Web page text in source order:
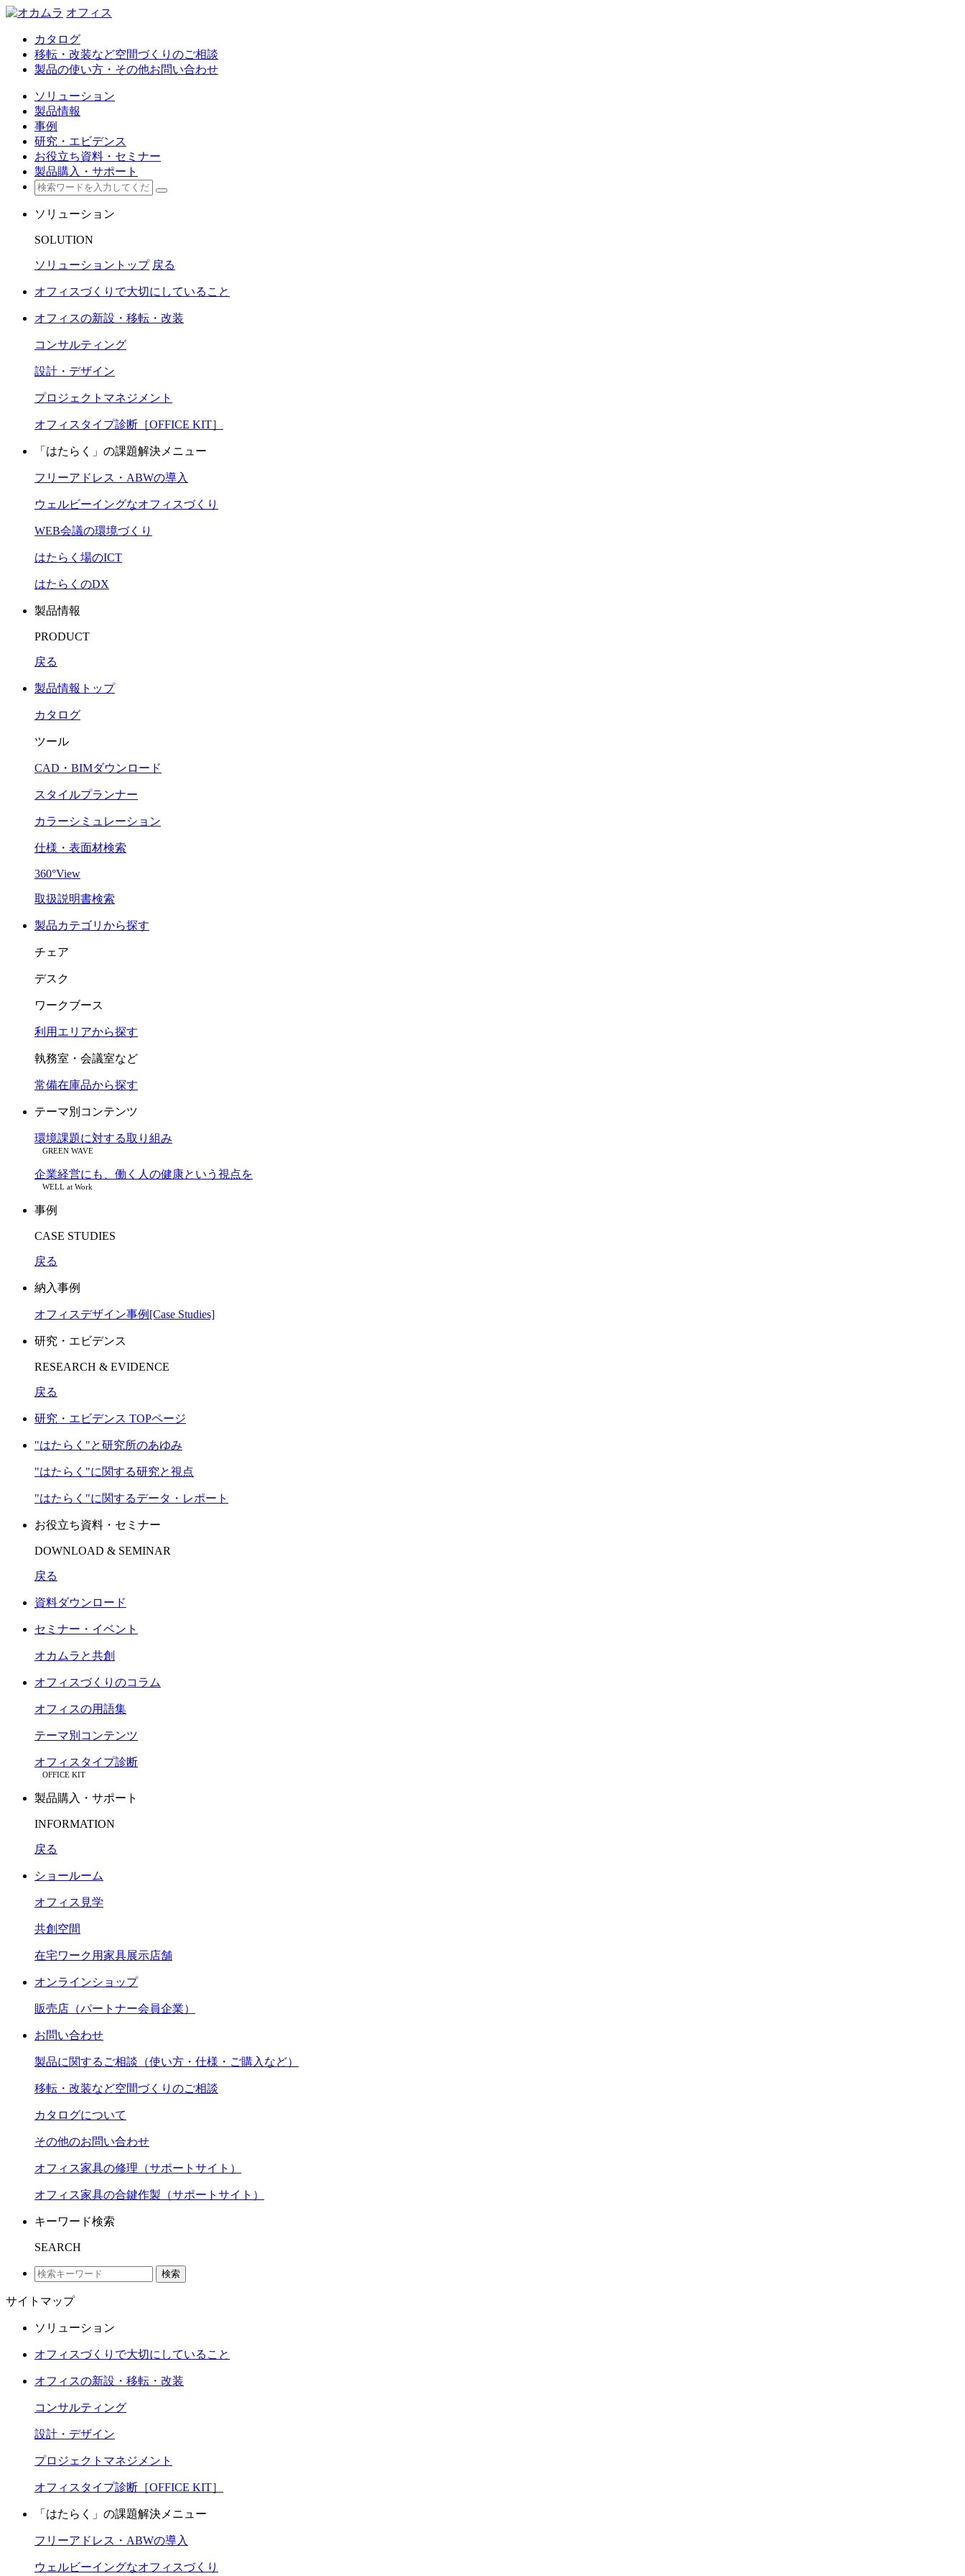
オフィス
カタログ
移転・改装など空間づくりのご相談
製品の使い方・その他お問い合わせ
ソリューション
製品情報
事例
研究・エビデンス
お役立ち資料・セミナー
製品購入・サポート
ソリューション
SOLUTION
ソリューショントップ 戻る
オフィスづくりで大切にしていること
オフィスの新設・移転・改装
コンサルティング
設計・デザイン
プロジェクトマネジメント
オフィスタイプ診断［OFFICE KIT］
「はたらく」の課題解決メニュー
フリーアドレス・ABWの導入
ウェルビーイングなオフィスづくり
WEB会議の環境づくり
はたらく場のICT
はたらくのDX
製品情報
PRODUCT
戻る
製品情報トップ
カタログ
ツール
CAD・BIMダウンロード
スタイルプランナー
カラーシミュレーション
仕様・表面材検索
360°View
取扱説明書検索
製品カテゴリから探す
チェア
デスク
ワークブース
利用エリアから探す
執務室・会議室など
常備在庫品から探す
テーマ別コンテンツ
環境課題に対する取り組み
GREEN WAVE
企業経営にも、働く人の健康という視点を
WELL at Work
事例
CASE STUDIES
戻る
納入事例
オフィスデザイン事例[Case Studies]
研究・エビデンス
RESEARCH & EVIDENCE
戻る
研究・エビデンス TOPページ
"はたらく"と研究所のあゆみ
"はたらく"に関する研究と視点
"はたらく"に関するデータ・レポート
お役立ち資料・セミナー
DOWNLOAD & SEMINAR
戻る
資料ダウンロード
セミナー・イベント
オカムラと共創
オフィスづくりのコラム
オフィスの用語集
テーマ別コンテンツ
オフィスタイプ診断
OFFICE KIT
製品購入・サポート
INFORMATION
戻る
ショールーム
オフィス見学
共創空間
在宅ワーク用家具展示店舗
オンラインショップ
販売店（パートナー会員企業）
お問い合わせ
製品に関するご相談（使い方・仕様・ご購入など）
移転・改装など空間づくりのご相談
カタログについて
その他のお問い合わせ
オフィス家具の修理（サポートサイト）
オフィス家具の合鍵作製（サポートサイト）
キーワード検索
SEARCH
検索
サイトマップ
ソリューション
オフィスづくりで大切にしていること
オフィスの新設・移転・改装
コンサルティング
設計・デザイン
プロジェクトマネジメント
オフィスタイプ診断［OFFICE KIT］
「はたらく」の課題解決メニュー
フリーアドレス・ABWの導入
ウェルビーイングなオフィスづくり